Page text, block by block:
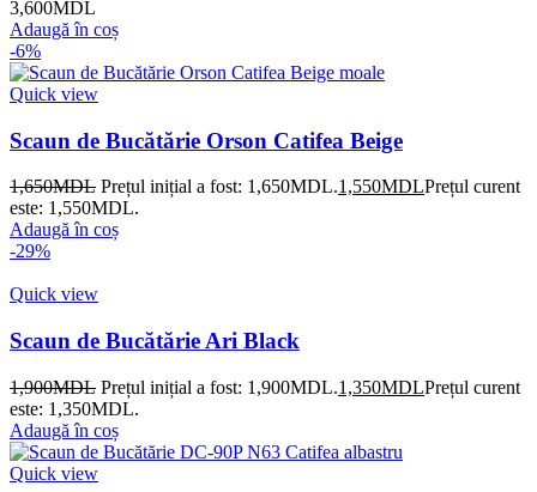
3,600MDL
Adaugă în coș
-6%
Quick view
Scaun de Bucătărie Orson Catifea Beige
1,650MDL Prețul inițial a fost: 1,650MDL.1,550MDLPrețul curent
este: 1,550MDL.
Adaugă în coș
-29%
Quick view
Scaun de Bucătărie Ari Black
1,900MDL Prețul inițial a fost: 1,900MDL.1,350MDLPrețul curent
este: 1,350MDL.
Adaugă în coș
Quick view